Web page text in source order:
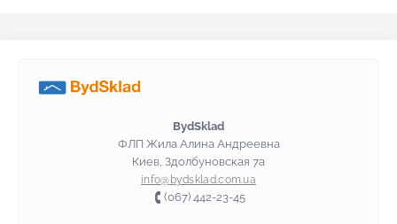
BydSklad
ФЛП Жила Алина Андреевна
Киев, Здолбуновская 7а
info@bydsklad.com.ua
(067) 442-23-45